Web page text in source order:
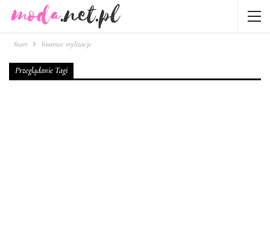
Start biurowe stylizacje
Przeglądanie Tagi